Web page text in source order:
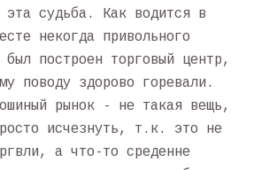
эта судьба. Как водится в
некогда привольного
был построен торговый центр,
поводу здорово горевали.
рынок - не такая вещь,
исчезнуть, т.к. это не
а что-то среденне